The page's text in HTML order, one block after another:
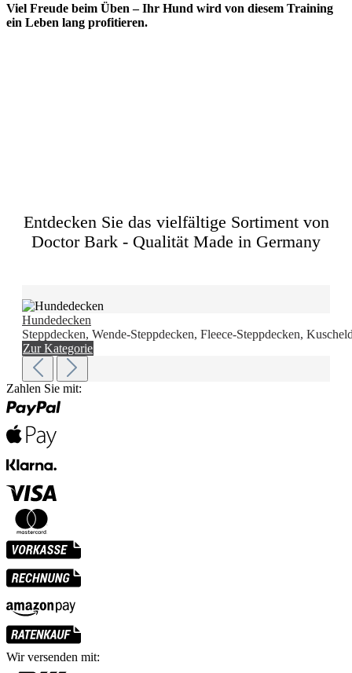
Viel Freude beim Üben – Ihr Hund wird von diesem Training
ein Leben lang profitieren.
Entdecken Sie das vielfältige Sortiment von
Doctor Bark - Qualität Made in Germany
Hundedecken
Steppdecken, Wende-Steppdecken, Fleece-Steppdecken,
Zur Kategorie
Zahlen Sie mit:
Wir versenden mit: